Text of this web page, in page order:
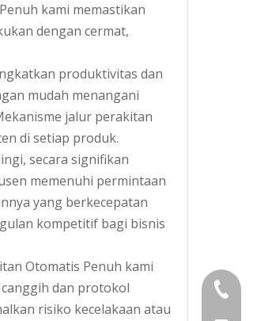
kami memastikan
dengan cermat,
produktivitas dan
mudah menangani
jalur perakitan
di setiap produk.
secara signifikan
memenuhi permintaan
yang berkecepatan
kompetitif bagi bisnis
Otomatis Penuh kami
dan protokol
risiko kecelakaan atau
+86-